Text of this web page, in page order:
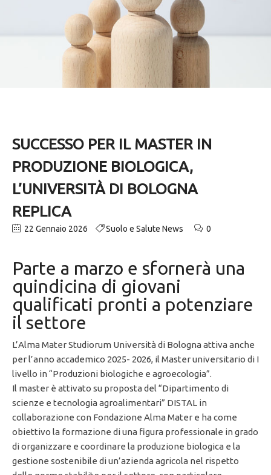
SUCCESSO PER IL MASTER IN
PRODUZIONE BIOLOGICA,
L’UNIVERSITÀ DI BOLOGNA
REPLICA
22 Gennaio 2026 Suolo e Salute News 0
Parte a marzo e sfornerà una
quindicina di giovani
qualificati pronti a potenziare
il settore
L’Alma Mater Studiorum Università di Bologna attiva anche
per l’anno accademico 2025- 2026, il Master universitario di I
livello in “Produzioni biologiche e agroecologia”.
Il master è attivato su proposta del “Dipartimento di
scienze e tecnologia agroalimentari” DISTAL in
collaborazione con Fondazione Alma Mater e ha come
obiettivo la formazione di una figura professionale in grado
di organizzare e coordinare la produzione biologica e la
gestione sostenibile di un’azienda agricola nel rispetto